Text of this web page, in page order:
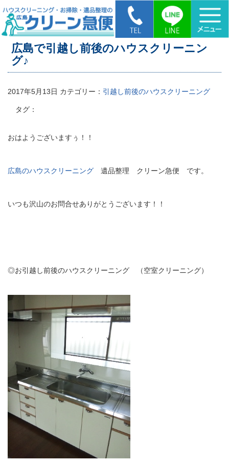
HOME > 広島で引越し前後のハウスクリーニング♪
広島で引越し前後のハウスクリーニン
グ♪
2017年5月13日 カテゴリー： 引越し前後のハウスクリーニング
タグ：
おはようございますぅ！！
広島のハウスクリーニング 遺品整理 クリーン急便 です。
いつも沢山のお問合せありがとうございます！！
◎お引越し前後のハウスクリーニング （空室クリーニング）